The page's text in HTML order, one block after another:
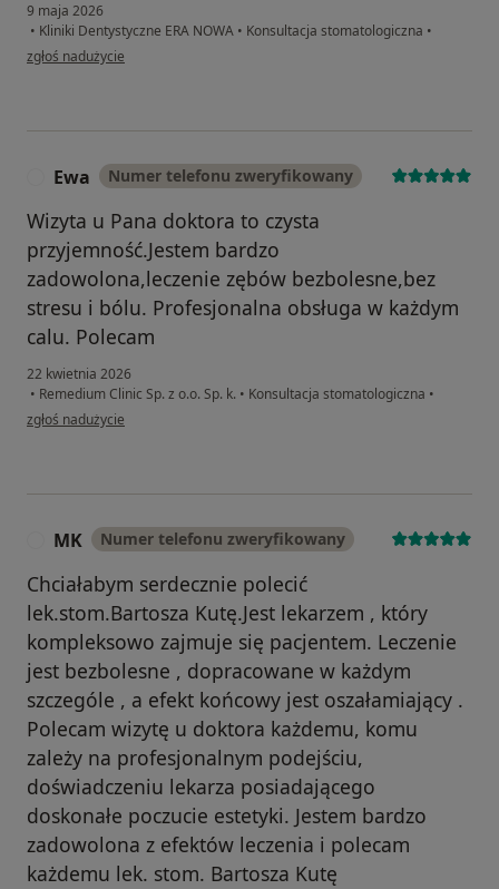
9 maja 2026
• Kliniki Dentystyczne ERA NOWA • Konsultacja stomatologiczna •
w opinii użytkownika Natalia
zgłoś nadużycie
Ewa Numer telefonu zweryfikowany
Wizyta u Pana doktora to czysta
przyjemność.Jestem bardzo
zadowolona,leczenie zębów bezbolesne,bez
stresu i bólu. Profesjonalna obsługa w każdym
calu. Polecam
22 kwietnia 2026
• Remedium Clinic Sp. z o.o. Sp. k. • Konsultacja stomatologiczna •
w opinii użytkownika Ewa
zgłoś nadużycie
MK Numer telefonu zweryfikowany
Chciałabym serdecznie polecić
lek.stom.Bartosza Kutę.Jest lekarzem , który
kompleksowo zajmuje się pacjentem. Leczenie
jest bezbolesne , dopracowane w każdym
szczególe , a efekt końcowy jest oszałamiający .
Polecam wizytę u doktora każdemu, komu
zależy na profesjonalnym podejściu,
doświadczeniu lekarza posiadającego
doskonałe poczucie estetyki. Jestem bardzo
zadowolona z efektów leczenia i polecam
każdemu lek. stom. Bartosza Kutę